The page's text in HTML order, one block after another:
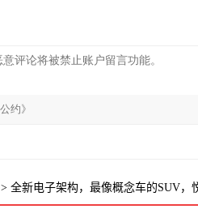
> 全新电子架构，最像概念车的SUV，